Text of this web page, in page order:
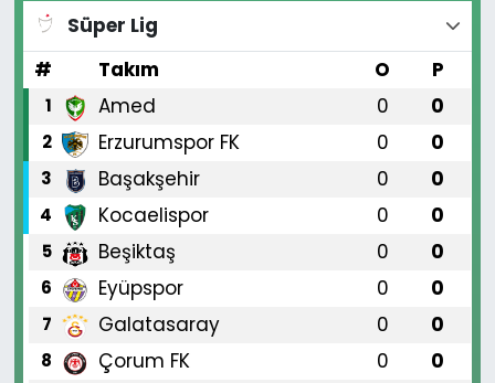
Süper Lig
#
Takım O P
1 Amed 0 0
2 Erzurumspor FK 0 0
3 Başakşehir 0 0
4 Kocaelispor 0 0
5 Beşiktaş 0 0
6 Eyüpspor 0 0
7 Galatasaray 0 0
8 Çorum FK 0 0